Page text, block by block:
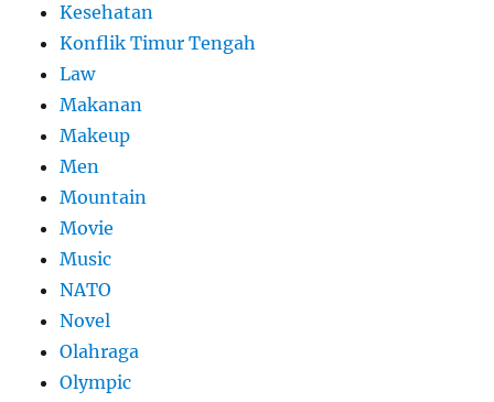
Kesehatan
Konflik Timur Tengah
Law
Makanan
Makeup
Men
Mountain
Movie
Music
NATO
Novel
Olahraga
Olympic